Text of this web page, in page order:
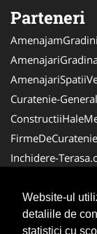
Website-ul
detaliile de
statistici cu
Parteneri
Curatenie-
Inchidere-
Piscina-